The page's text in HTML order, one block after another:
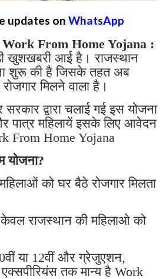
updates on WhatsApp
From Home Yojana :
खुशखबरी आई है। राजस्थान
शुरू की है जिसके तहत अब
मिलने वाला है।
द्वारा चलाई गई इस योजना
महिलायें इसके लिए आवेदन
From Home Yojana
योजना?
को घर बैठे रोजगार मिलता
राजस्थान की महिलाओ को
या 12वीं और ग्रेजुएशन,
एक्सपीरियंस तक मान्य है Work